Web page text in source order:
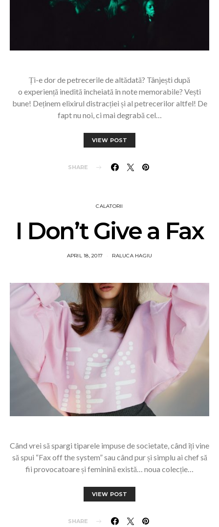
Ți-e dor de petrecerile de altădată? Tânjești după
o experiență inedită încheiată în note memorabile? Vești
bune! Deținem elixirul distracției și al petrecerilor altfel! De
fapt nu noi, ci mai degrabă cel…
VIEW POST
SHARE
CALATORII
I Don’t Give a Fax
APRIL 18, 2017 RALUCA HAGIU
Când vrei să spargi tiparele impuse de societate, când îți vine
să spui “Fax off the system” sau când pur și simplu ai chef să
fii provocatoare și feminină există… noua colecție…
VIEW POST
SHARE